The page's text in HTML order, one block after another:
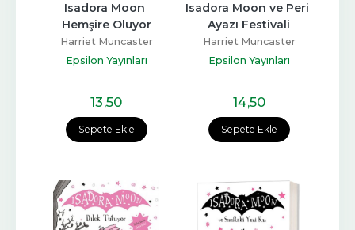
Sepete Ekle
Isadora Moon
Hemşire Oluyor
Harriet Muncaster
Epsilon Yayınları
13,50
Sepete Ekle
Isadora Moon ve Peri
Ayazı Festivali
Harriet Muncaster
Epsilon Yayınları
14,50